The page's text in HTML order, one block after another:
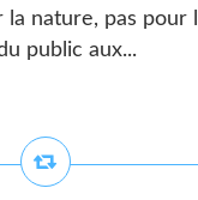
nature, pas pour
public aux...